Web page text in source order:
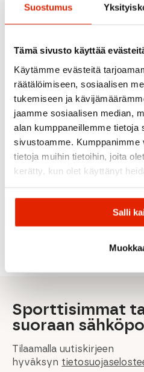
Suostumus
Tämä sivusto käyttää
Käytämme evästeitä
räätälöimiseen, sosiaalisen
tukemiseen ja
jaamme sosiaalisen median,
alan kumppaneillemme tietoja
sivustoamme. Kumppanimme
tietoja muihin tietoihin, joita
kerätty, kun olet käyttänyt
Salli
Dahlie
149,00€
Alkuperäinen
Nykyinen
Dahlie Full
Zip Comfy
Hybriditakki
Craft
90,00€
Craft
Storm
Naisten
TUMMAN
SININEN
Dahlie
Sporttisimmat
suoraan
Tilaamalla uutiskirjeen
hyväksyn